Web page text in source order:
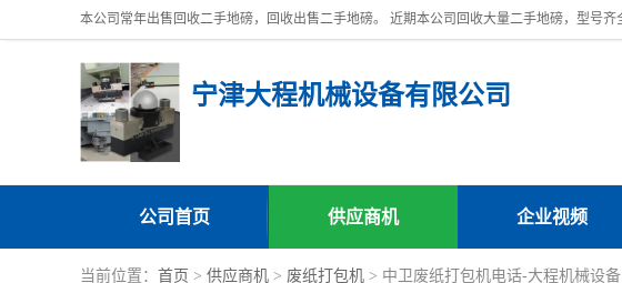
宁津大程机械设备有限公司
公司首页 供应商机 企业视频
当前位置： 首页 > 供应商机 > 废纸打包机 > 中卫废纸打包机电话-大程机械设备